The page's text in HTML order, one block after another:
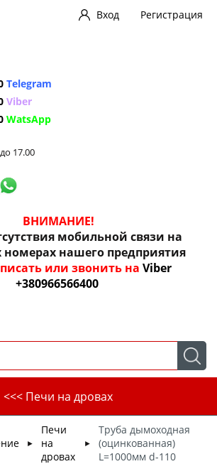
Вход Регистрация
Telegram
Viber
WatsApp
17.00
ВНИМАНИЕ!
мобильной связи на
нашего предприятия
или звонить на Viber
+380966566400
<<< Печи на дровах
►
Печи
на
дровах
►
Труба дымоходная
(оцинкованная)
L=1000мм d-110